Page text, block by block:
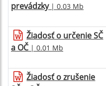
prevádzky| 0.03 Mb
Žiadosť o určenie SČ
a OČ| 0.01 Mb
Žiadosť o zrušenie